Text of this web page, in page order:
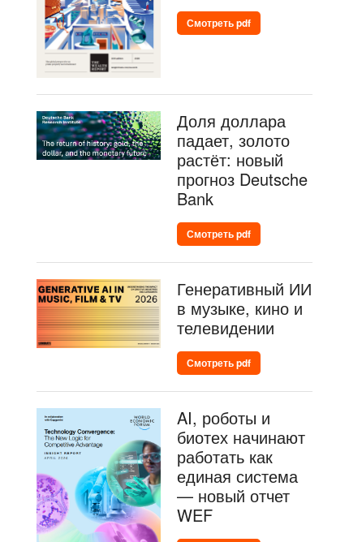
Смотреть pdf
Доля доллара
падает, золото
растёт: новый
прогноз Deutsche
Bank
Смотреть pdf
Генеративный ИИ
в музыке, кино и
телевидении
Смотреть pdf
AI, роботы и
биотех начинают
работать как
единая система
— новый отчет
WEF